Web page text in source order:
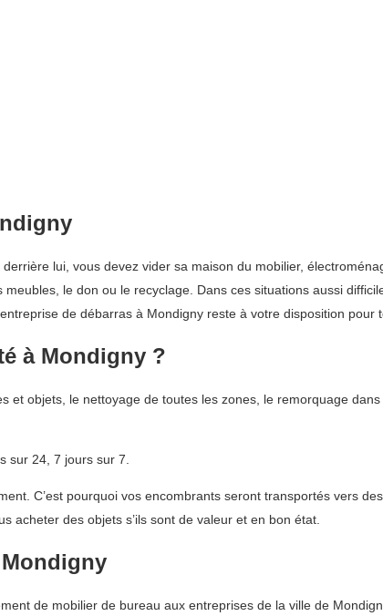
lui, vous devez vider sa maison du mobilier,
le don ou le recyclage. Dans ces situations aussi
de débarras à Mondigny reste à votre disposition pour
à Mondigny ?
et objets, le nettoyage de toutes les zones, le remorquage
sur 24, 7 jours sur 7.
C’est pourquoi vos encombrants seront transportés vers
acheter des objets s’ils sont de valeur et en bon état.
de mobilier de bureau aux entreprises de la ville de